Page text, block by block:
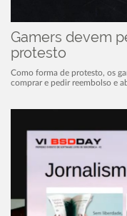
Gamers devem
protesto
Como forma de protesto, os
comprar e pedir reembolso e